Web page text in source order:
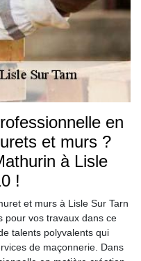
en
et murs ?
à Lisle
!
et murs à Lisle Sur Tarn
pour vos travaux dans ce
talents polyvalents qui
de maçonnerie. Dans